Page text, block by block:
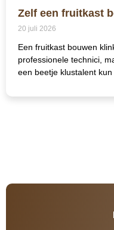
Zelf een fruitkast
20 juli 2026
Een fruitkast bouwen
professionele technici,
een beetje klustalent